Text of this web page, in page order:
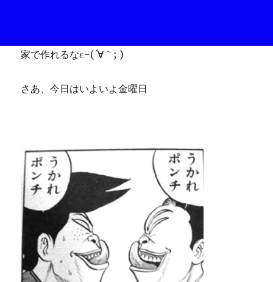
家で作れるなε-(´∀｀; )
さあ、今日はいよいよ金曜日